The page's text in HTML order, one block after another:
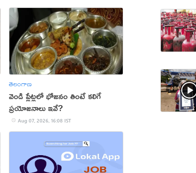
తెలంగాణ
వెండి ప్లేట్లలో భోజనం తింటే కలిగే
ప్రయోజనాలు ఇవే?
Aug 07, 2026, 16:08 IST